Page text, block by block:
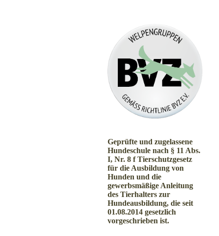
Geprüfte und zugelassene
Hundeschule nach § 11 Abs.
I, Nr. 8 f Tierschutzgesetz
für die Ausbildung von
Hunden und die
gewerbsmäßige Anleitung
des Tierhalters zur
Hundeausbildung, die seit
01.08.2014 gesetzlich
vorgeschrieben ist.